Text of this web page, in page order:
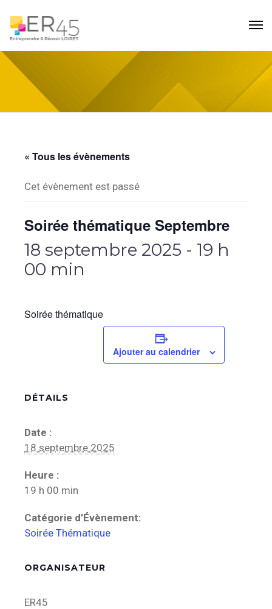
« Tous les évènements
Cet évènement est passé
Soirée thématique Septembre
18 septembre 2025 - 19 h
00 min
Soirée thématique
Ajouter au calendrier
DÉTAILS
Date :
18 septembre 2025
Heure :
19 h 00 min
Catégorie d’Évènement:
Soirée Thématique
ORGANISATEUR
ER45